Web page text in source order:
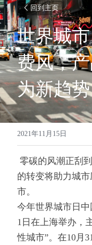
回到主页
世界城
费风，
为新趋势
2021年11月15日
的转变将助力城
市。
今年世界城市日中
1日在上海举办，
性城市”。在10月